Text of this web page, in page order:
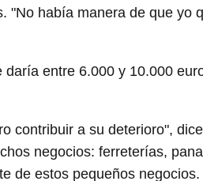
había manera de que yo
entre 6.000 y 10.000
a su deterioro",
negocios: ferreterías,
de estos pequeños